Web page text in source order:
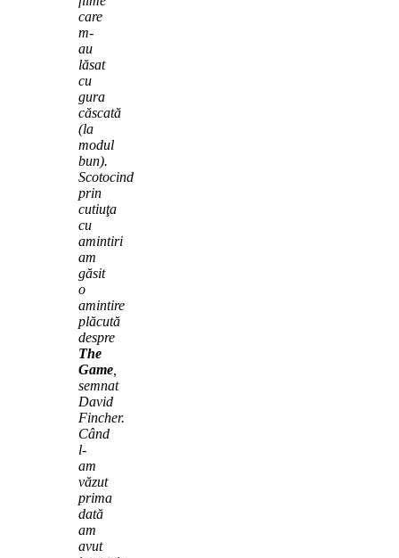
care
m-
au
lăsat
cu
gura
căscată
(la
modul
bun).
Scotocind
prin
cutiuţa
cu
amintiri
am
găsit
o
amintire
plăcută
despre
The
Game
semnat
David
Fincher.
Când
l-
am
văzut
prima
dată
am
avut